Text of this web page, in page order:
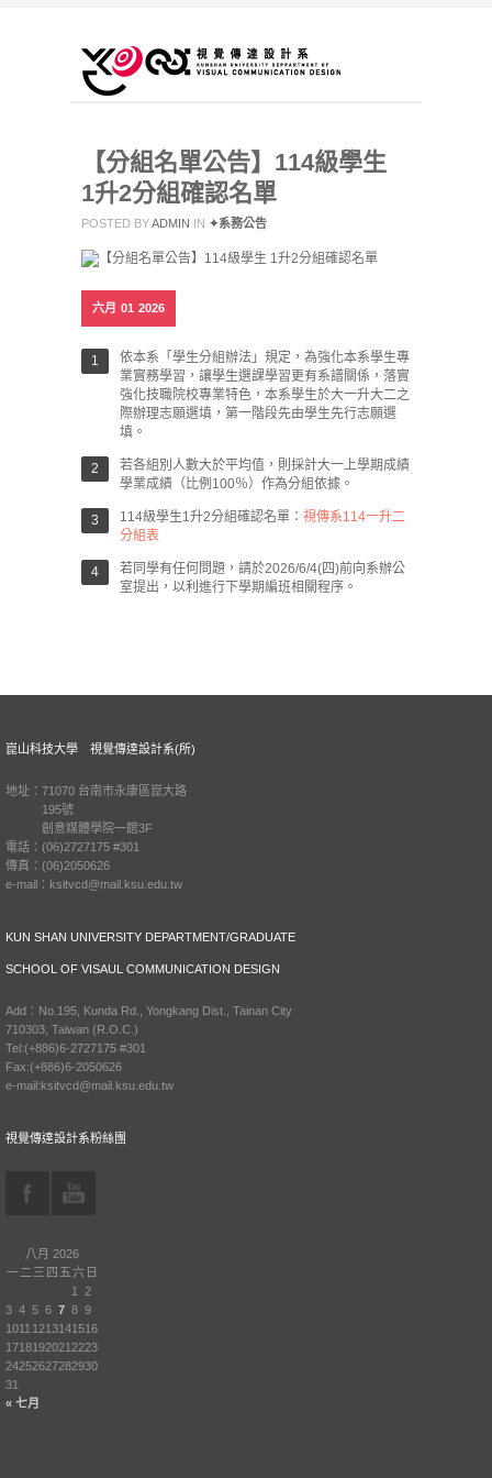
【分組名單公告】114級學生
1升2分組確認名單
POSTED BYADMIN IN ✦系務公告
六月 01 2026
依本系「學生分組辦法」規定，為強化本系學生專
業實務學習，讓學生選課學習更有系譜關係，落實
強化技職院校專業特色，本系學生於大一升大二之
際辦理志願選填，第一階段先由學生先行志願選
填。
若各組別人數大於平均值，則採計大一上學期成績
學業成績（比例100％）作為分組依據。
114級學生1升2分組確認名單： 視傳系114一升二
分組表
若同學有任何問題，請於2026/6/4(四)前向系辦公
室提出，以利進行下學期編班相關程序。
崑山科技大學 視覺傳達設計系(所)
地址：71070 台南市永康區崑大路
195號
創意媒體學院一館3F
電話：(06)2727175 #301
傳真：(06)2050626
e-mail：ksitvcd@mail.ksu.edu.tw
KUN SHAN UNIVERSITY DEPARTMENT/GRADUATE
SCHOOL OF VISAUL COMMUNICATION DESIGN
Add：No.195, Kunda Rd., Yongkang Dist., Tainan City
710303, Taiwan (R.O.C.)
Tel:(+886)6-2727175 #301
Fax:(+886)6-2050626
e-mail:ksitvcd@mail.ksu.edu.tw
視覺傳達設計系粉絲團
八月 2026
一 二 三 四 五六 日
« 七月
1
2
3 4 5 6 7 8 9
1011 1213141516
1718192021 2223
24252627282930
31